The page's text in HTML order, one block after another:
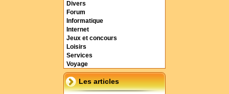
Divers
Forum
Informatique
Internet
Jeux et concours
Loisirs
Services
Voyage
Les articles